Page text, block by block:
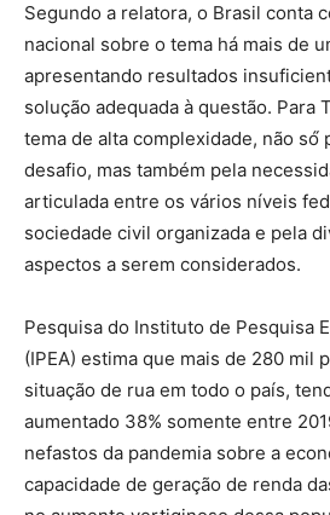
Segundo a relatora, o Brasil conta
nacional sobre o tema há mais de
apresentando resultados
solução adequada à questão. Para
tema de alta complexidade, não só́
desafio, mas também pela
articulada entre os vários níveis
sociedade civil organizada e pela
aspectos a serem considerados.
Pesquisa do Instituto de Pesquisa
(IPEA) estima que mais de 280 mil
situação de rua em todo o país,
aumentado 38% somente entre
nefastos da pandemia sobre a
capacidade de geração de renda